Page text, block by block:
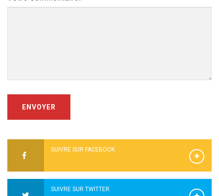
ENVOYER
SUIVRE SUR FACEBOOK
SUIVRE SUR TWITTER